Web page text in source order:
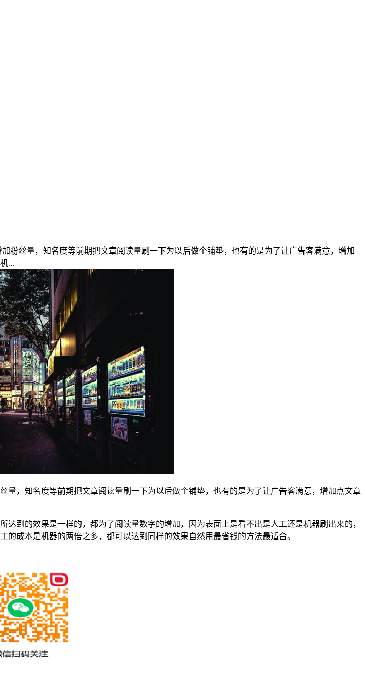
粉丝量，知名度等前期把文章阅读量刷一下为以后做个铺垫，也有的是为了让广告客满意，增加
...
，知名度等前期把文章阅读量刷一下为以后做个铺垫，也有的是为了让广告客满意，增加点文章
到的效果是一样的，都为了阅读量数字的增加，因为表面上是看不出是人工还是机器刷出来的，
成本是机器的两倍之多，都可以达到同样的效果自然用最省钱的方法最适合。